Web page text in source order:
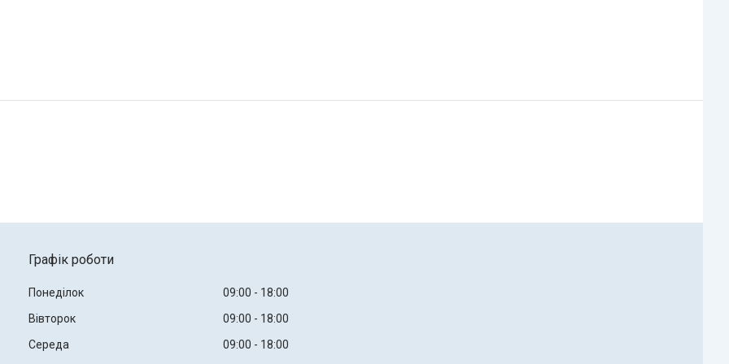
Графік роботи
Понеділок 09:00
18:00
Вівторок
09:00
18:00
Середа
09:00
18:00